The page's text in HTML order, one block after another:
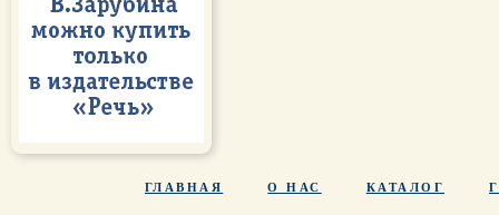
ГЛАВНАЯ О НАС КАТАЛОГ